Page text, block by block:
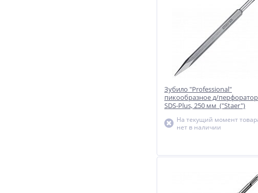
Зубило "Professional"
пикообразное д/
SDS-Plus, 250 мм ("Staer")
На текущий момент
нет в наличии